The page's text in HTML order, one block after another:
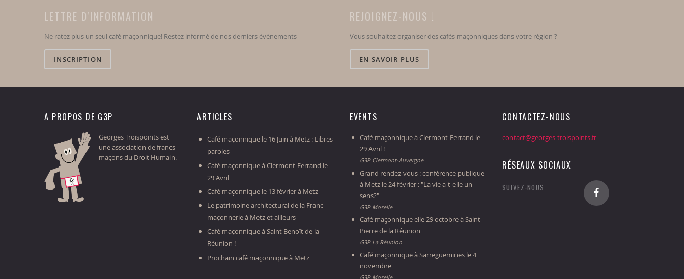
LETTRE D'INFORMATION
Ne ratez plus un seul café maçonnique! Restez informé de nos derniers évènements
INSCRIPTION
REJOIGNEZ-NOUS !
Vous souhaitez organiser des cafés maçonniques dans votre région ?
EN SAVOIR PLUS
A PROPOS DE G3P
Georges Troispoints est
une association de francs-
maçons du Droit Humain.
ARTICLES
Café maçonnique le 16 Juin à Metz : Libres
paroles
Café maçonnique à Clermont-Ferrand le
29 Avril
Café maçonnique le 13 février à Metz
Le patrimoine architectural de la Franc-
maçonnerie à Metz et ailleurs
Café maçonnique à Saint Benoît de la
Réunion !
Prochain café maçonnique à Metz
EVENTS
Café maçonnique à Clermont-Ferrand le
29 Avril !
G3P Clermont-Auvergne
Grand rendez-vous : conférence publique
à Metz le 24 février : "La vie a-t-elle un
sens?"
G3P Moselle
Café maçonnique elle 29 octobre à Saint
Pierre de la Réunion
G3P La Réunion
Café maçonnique à Sarreguemines le 4
novembre
G3P Moselle
CONTACTEZ-NOUS
contact@georges-troispoints.fr
RÉSEAUX SOCIAUX
SUIVEZ-NOUS